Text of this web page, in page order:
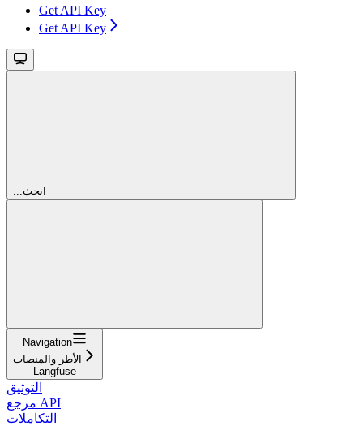
Get API Key
Get API Key
...ابحث
Navigation
الأطر والمنصات
Langfuse
التوثيق
مرجع API
التكاملات